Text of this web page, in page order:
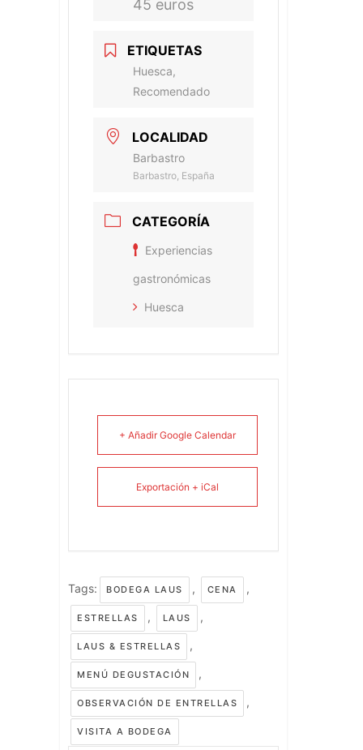
45 euros
ETIQUETAS
Huesca,
Recomendado
LOCALIDAD
Barbastro
Barbastro, España
CATEGORÍA
Experiencias
gastronómicas
Huesca
+ Añadir Google Calendar
Exportación + iCal
Tags: BODEGA LAUS , CENA ,
ESTRELLAS , LAUS ,
LAUS & ESTRELLAS ,
MENÚ DEGUSTACIÓN ,
OBSERVACIÓN DE ENTRELLAS ,
VISITA A BODEGA